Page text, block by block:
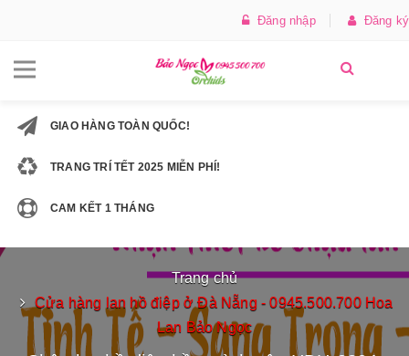
Đăng nhập Đăng ký
GIAO HÀNG TOÀN QUỐC!
TRANG TRÍ TẾT 2025 MIỄN PHÍ!
CAM KẾT 1 THÁNG
Trang chủ
Cửa hàng lan hồ điệp ở Đà Nẵng - 0945.500.700 Hoa
Lan Bảo Ngọc